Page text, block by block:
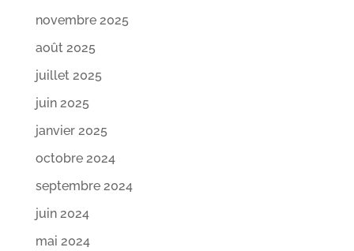
novembre 2025
août 2025
juillet 2025
juin 2025
janvier 2025
octobre 2024
septembre 2024
juin 2024
mai 2024